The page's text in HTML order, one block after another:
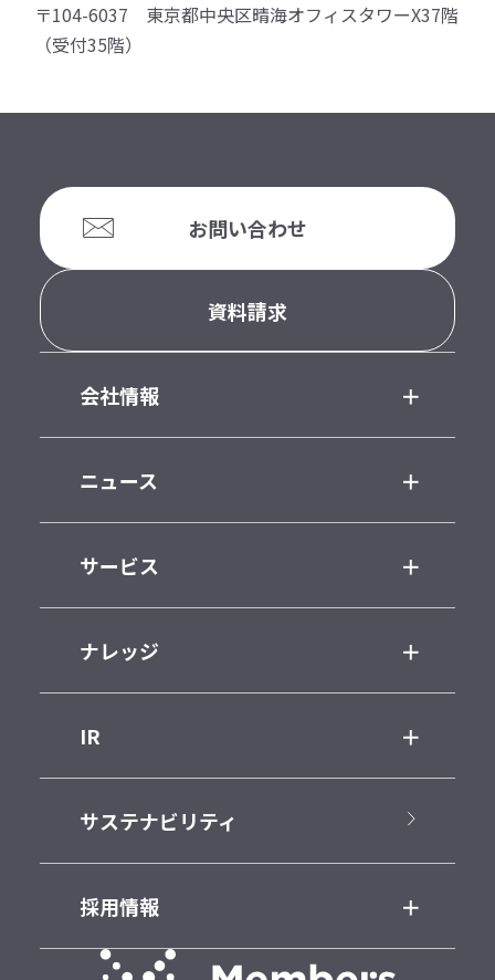
〒104-6037 東京都中央区晴海オフィスタワーX37階
（受付35階）
お問い合わせ
資料請求
会社情報
ニュース
サービス
ナレッジ
IR
サステナビリティ
採用情報